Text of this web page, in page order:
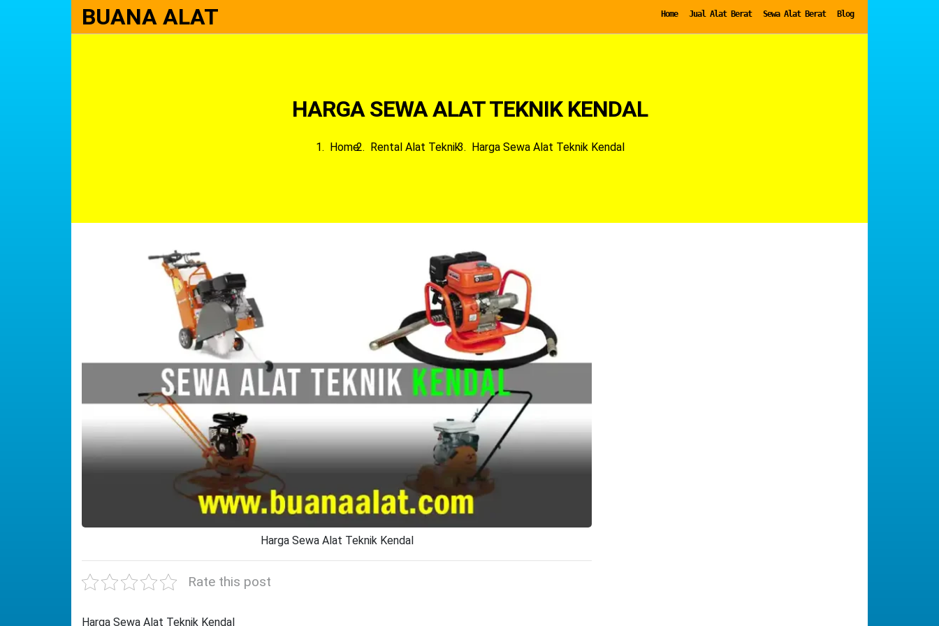
BUANA ALAT Home Jual Alat Berat Sewa Alat Berat Blog
HARGA SEWA ALAT TEKNIK KENDAL
Home Rental Alat Teknik Harga Sewa Alat Teknik Kendal
Harga Sewa Alat Teknik Kendal
Rate this post
Harga Sewa Alat Teknik Kendal